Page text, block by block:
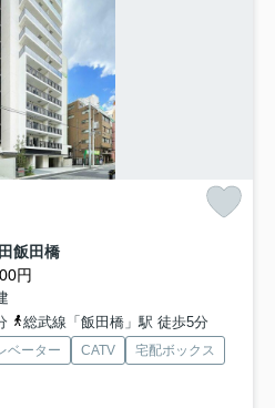
飯田橋
円
総武線「飯田橋」駅 徒歩5分
ベーター CATV
宅配ボックス